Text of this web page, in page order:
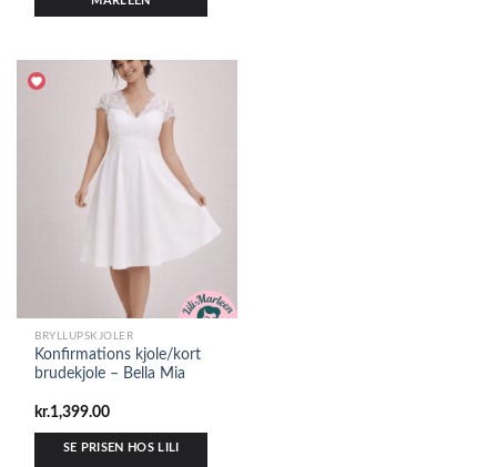
BRYLLUPSKJOLER
Konfirmations kjole/kort
brudekjole – Bella Mia
kr.1,399.00
SE PRISEN HOS LILI